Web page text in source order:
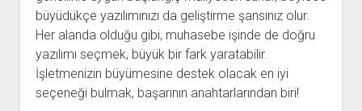
büyüdükçe yazılımınızı da geliştirme şansınız olur.
Her alanda olduğu gibi, muhasebe işinde de doğru
yazılımı seçmek, büyük bir fark yaratabilir.
İşletmenizin büyümesine destek olacak en iyi
seçeneği bulmak, başarının anahtarlarından biri!